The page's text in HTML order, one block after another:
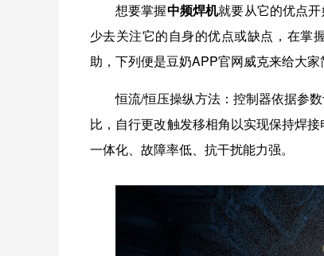
想要掌握中频焊机就要从它的优点开
少去关注它的自身的优点或缺点，在
助，下列便是豆奶APP官网威克来给大家
恒流/恒压操纵方法：控制器依据
比，自行更改触发移相角以实现保持焊接
一体化、故障率低、抗干扰能力强。